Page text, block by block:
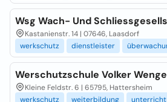
Wsg Wach- Und
Kastanienstr. 14 | 07646, Laasdorf
werkschutz
dienstleister
Werschutzschule Volker
Kleine Feldstr. 6 | 65795, Hattersheim
werkschutz
weiterbildung unterricht